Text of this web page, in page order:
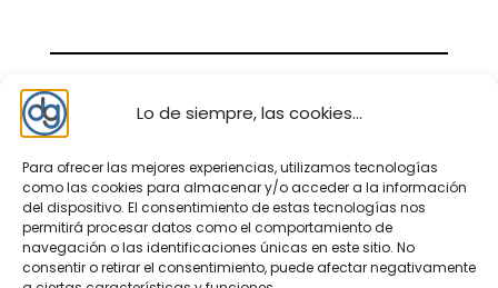
Lo de siempre, las cookies...
Para ofrecer las mejores experiencias, utilizamos tecnologías
como las cookies para almacenar y/o acceder a la información
del dispositivo. El consentimiento de estas tecnologías nos
permitirá procesar datos como el comportamiento de
navegación o las identificaciones únicas en este sitio. No
consentir o retirar el consentimiento, puede afectar negativamente
Nosotros – contacto